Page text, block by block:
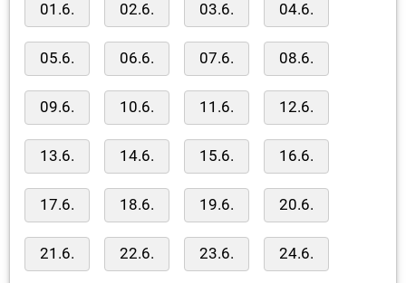
01.6. 02.6. 03.6. 04.6.
05.6. 06.6. 07.6. 08.6.
09.6. 10.6. 11.6. 12.6.
13.6. 14.6. 15.6. 16.6.
17.6. 18.6. 19.6. 20.6.
21.6. 22.6. 23.6. 24.6.